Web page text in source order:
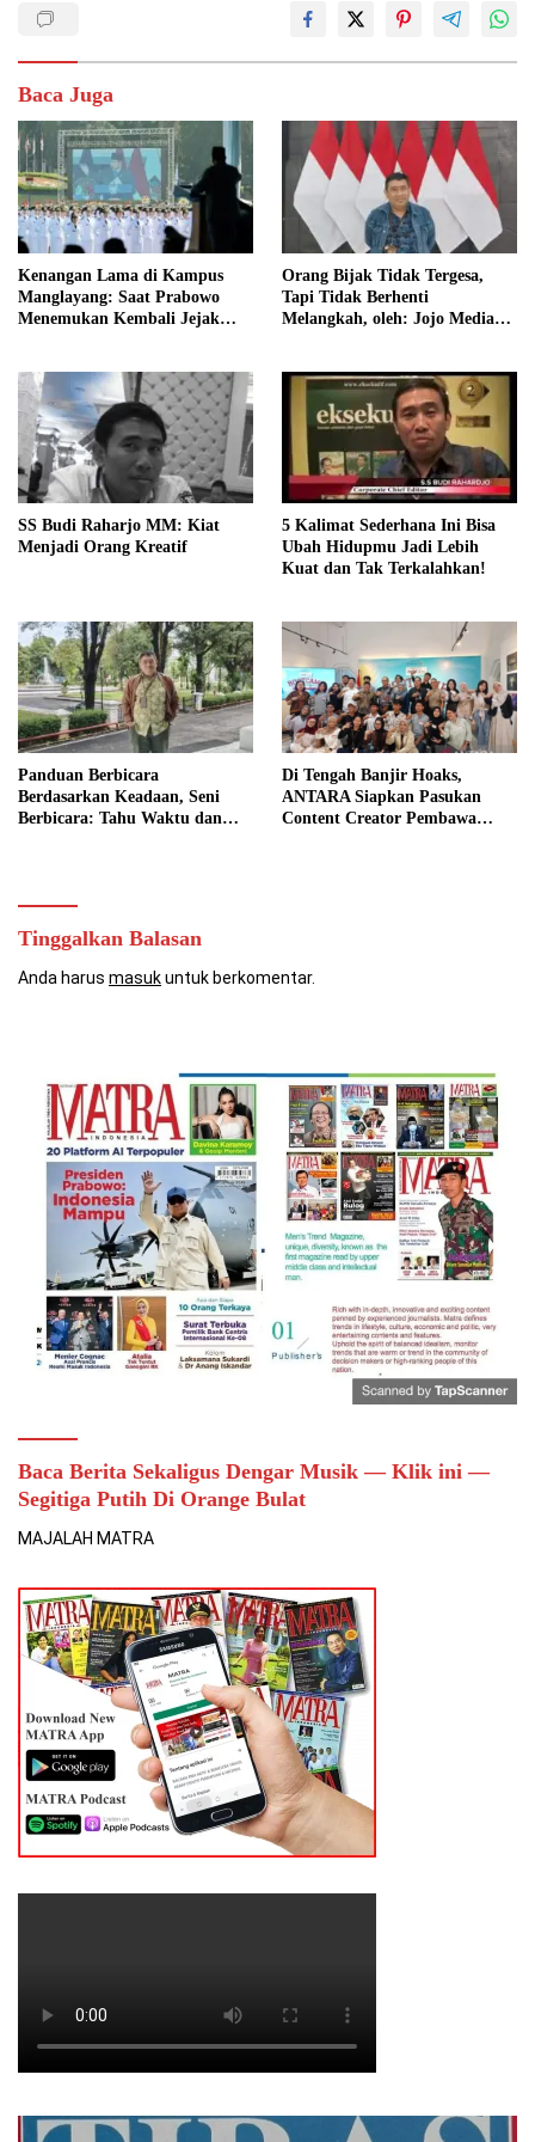
Baca Juga
Kenangan Lama di Kampus
Manglayang: Saat Prabowo
Menemukan Kembali Jejak
Orang Bijak Tidak Tergesa,
Tapi Tidak Berhenti
Melangkah, oleh: Jojo Media
SS Budi Raharjo MM: Kiat
Menjadi Orang Kreatif
5 Kalimat Sederhana Ini Bisa
Ubah Hidupmu Jadi Lebih
Kuat dan Tak Terkalahkan!
Panduan Berbicara
Berdasarkan Keadaan, Seni
Berbicara: Tahu Waktu dan
Di Tengah Banjir Hoaks,
ANTARA Siapkan Pasukan
Content Creator Pembawa
Tinggalkan Balasan
Anda harus masukuntuk berkomentar.
Baca Berita Sekaligus Dengar Musik — Klik ini —
Segitiga Putih Di Orange Bulat
MAJALAH MATRA